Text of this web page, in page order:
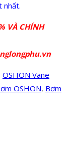
nhất.
VÀ CHÍNH
OSHON Vane
OSHON, Bơm